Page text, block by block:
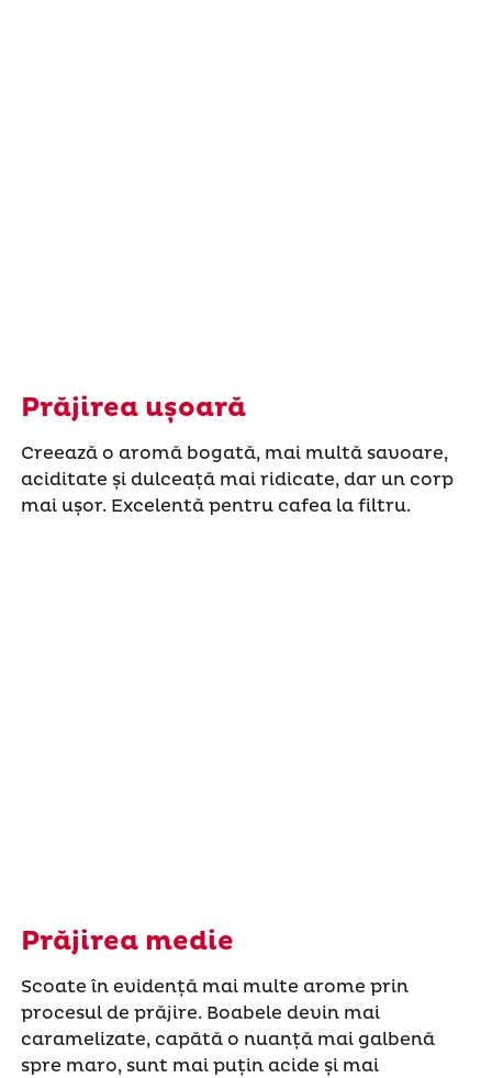
Prăjirea ușoară
Creează o aromă bogată, mai multă savoare,
aciditate și dulceață mai ridicate, dar un corp
mai ușor. Excelentă pentru cafea la filtru.
Prăjirea medie
Scoate în evidență mai multe arome prin
procesul de prăjire. Boabele devin mai
caramelizate, capătă o nuanță mai galbenă
spre maro, sunt mai puțin acide și mai